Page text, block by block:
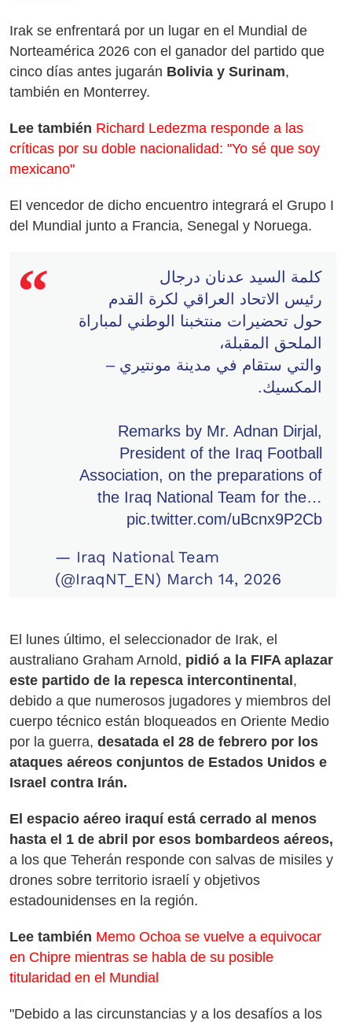
Irak se enfrentará por un lugar en el Mundial de
Norteamérica 2026 con el ganador del partido que
cinco días antes jugarán Bolivia y Surinam,
también en Monterrey.
Lee también Richard Ledezma responde a las
críticas por su doble nacionalidad: "Yo sé que soy
mexicano"
El vencedor de dicho encuentro integrará el Grupo I
del Mundial junto a Francia, Senegal y Noruega.
كلمة السيد عدنان درجال
رئيس الاتحاد العراقي لكرة القدم
حول تحضيرات منتخبنا الوطني لمباراة
الملحق المقبلة،
والتي ستقام في مدينة مونتيري –
المكسيك.
Remarks by Mr. Adnan Dirjal,
President of the Iraq Football
Association, on the preparations of
the Iraq National Team for the…
pic.twitter.com/uBcnx9P2Cb
— Iraq National Team
(@IraqNT_EN) March 14, 2026
El lunes último, el seleccionador de Irak, el
australiano Graham Arnold, pidió a la FIFA aplazar
este partido de la repesca intercontinental ,
debido a que numerosos jugadores y miembros del
cuerpo técnico están bloqueados en Oriente Medio
por la guerra, desatada el 28 de febrero por los
ataques aéreos conjuntos de Estados Unidos e
Israel contra Irán.
El espacio aéreo iraquí está cerrado al menos
hasta el 1 de abril por esos bombardeos aéreos,
a los que Teherán responde con salvas de misiles y
drones sobre territorio israelí y objetivos
estadounidenses en la región.
Lee también Memo Ochoa se vuelve a equivocar
en Chipre mientras se habla de su posible
titularidad en el Mundial
"Debido a las circunstancias y a los desafíos a los